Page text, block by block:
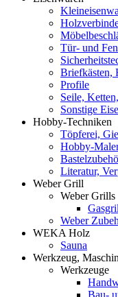
Tür- und
Briefkästen,
Profile
Seile,
Sonstige
Hobby-Techniken
Töpferei,
Hobby-
Literatur,
Weber Grill
Weber Grills
Weber
WEKA Holz
Sauna
Werkzeug,
Werkzeuge
Bau-